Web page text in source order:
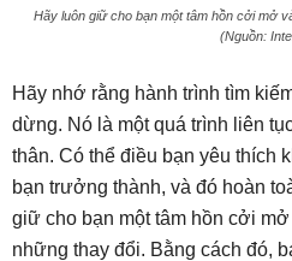
Hãy luôn giữ cho bạn một tâm hồn cởi mở
(Nguồn:
Hãy nhớ rằng hành trình tìm
dừng. Nó là một quá trình liên
thân. Có thể điều bạn yêu thích
bạn trưởng thành, và đó hoàn
giữ cho bạn một tâm hồn cởi
những thay đổi. Bằng cách đó,